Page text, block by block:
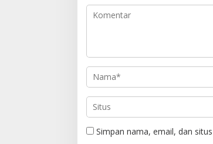
Simpan nama, email, dan